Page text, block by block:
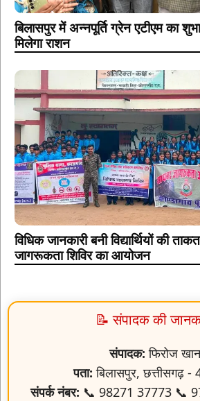
बिलासपुर में अन्नपूर्ति ग्रेन एटीएम का
मिलेगा राशन
विधिक जानकारी बनी विद्यार्थियों की
जागरूकता शिविर का आयोजन
📝 संपादक की
संपादक: फिरोज खान
पता: बिलासपुर, छत्तीसगढ़ -
संपर्क नंबर: 📞 98271 37773 📞